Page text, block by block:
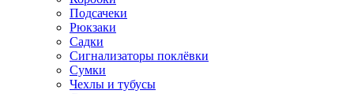
Подсачеки
Рюкзаки
Садки
Сигнализаторы поклёвки
Сумки
Чехлы и тубусы